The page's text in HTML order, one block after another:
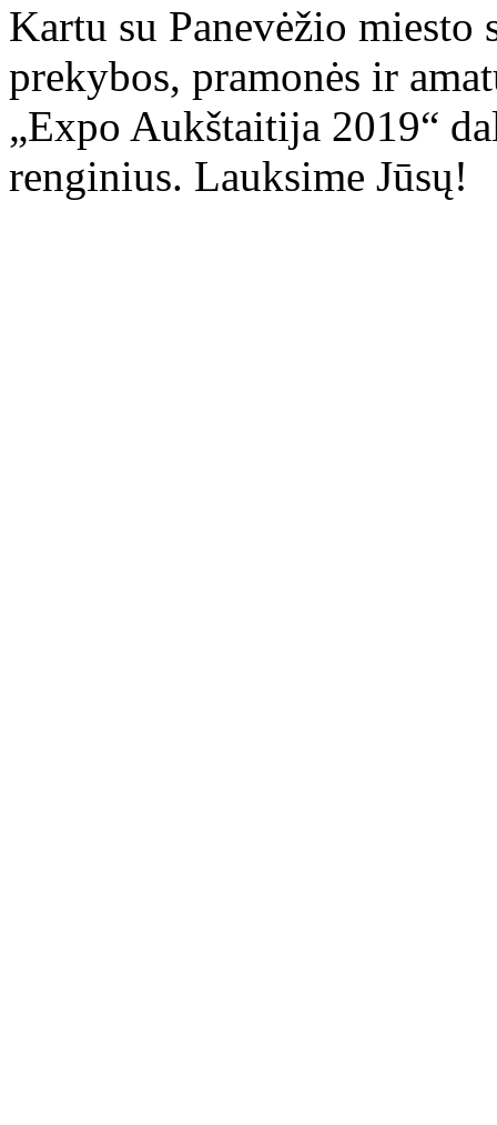
Kartu su Panevėžio miesto
prekybos, pramonės ir
„Expo Aukštaitija 2019“
renginius. Lauksime Jūsų!